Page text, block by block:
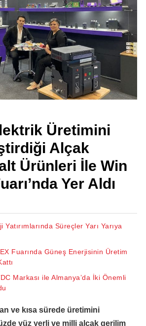
Üretimini
Alçak
Ürünleri İle Win
Yer Aldı
Süreçler Yarı Yarıya
Fuarında Güneş Enerjisinin Üretim
Markası ile Almanya’da İki Önemli
ve kısa sürede üretimini
yüz yerli ve milli alçak gerilim